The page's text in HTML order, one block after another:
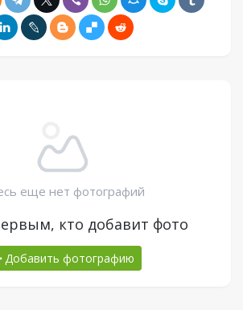
еще нет фотографий
кто добавит фото
Добавить фотографию